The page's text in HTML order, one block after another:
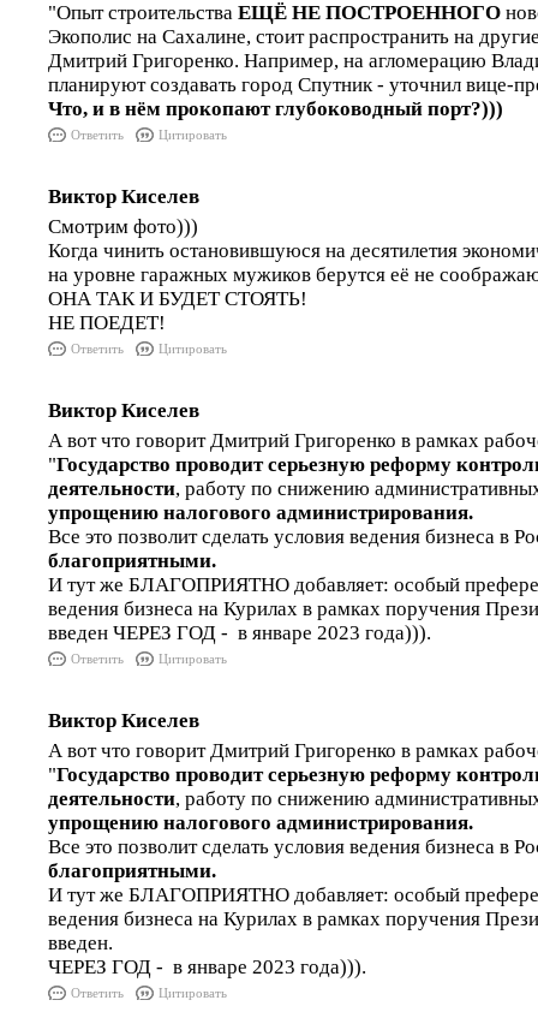
"Опыт строительства ЕЩЁ НЕ ПОСТРОЕННОГО
Экополис на Сахалине, стоит распространить на
Дмитрий Григоренко. Например, на агломерацию
планируют создавать город Спутник - уточнил вице-
Что, и в нём прокопают глубоководный порт?)))
Ответить Цитировать
Виктор Киселев
Смотрим фото)))
Когда чинить остановившуюся на десятилетия
на уровне гаражных мужиков берутся её не
ОНА ТАК И БУДЕТ СТОЯТЬ!
НЕ ПОЕДЕТ!
Ответить Цитировать
Виктор Киселев
А вот что говорит Дмитрий Григоренко в рамках
"Государство проводит серьезную реформу
деятельности, работу по снижению
упрощению налогового администрирования.
Все это позволит сделать условия ведения бизнеса в
благоприятными.
И тут же БЛАГОПРИЯТНО добавляет: особый
ведения бизнеса на Курилах в рамках поручения
введен ЧЕРЕЗ ГОД - в январе 2023 года))).
Ответить Цитировать
Виктор Киселев
А вот что говорит Дмитрий Григоренко в рамках
"Государство проводит серьезную реформу
деятельности, работу по снижению
упрощению налогового администрирования.
Все это позволит сделать условия ведения бизнеса в
благоприятными.
И тут же БЛАГОПРИЯТНО добавляет: особый
ведения бизнеса на Курилах в рамках поручения
введен.
ЧЕРЕЗ ГОД - в январе 2023 года))).
Ответить Цитировать